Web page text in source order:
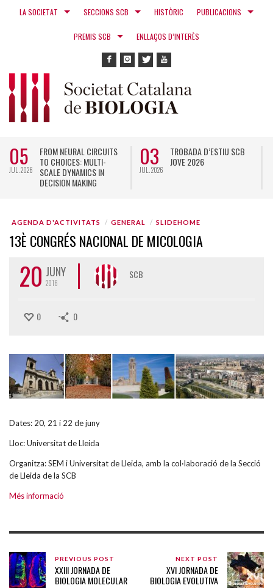
LA SOCIETAT SECCIONS SCB HISTÒRIC PUBLICACIONS
PREMIS SCB ENLLAÇOS D’INTERÈS
05
JUL. 2026
FROM NEURAL CIRCUITS
TO CHOICES: MULTI-
SCALE DYNAMICS IN
DECISION MAKING
03
JUL. 2026
TROBADA D’ESTIU SCB
JOVE 2026
AGENDA D'ACTIVITATS GENERAL SLIDEHOME
13È CONGRÉS NACIONAL DE MICOLOGIA
20 JUNY
2016
SCB
0 0
Dates: 20, 21 i 22 de juny
Lloc: Universitat de Lleida
Organitza: SEM i Universitat de Lleida, amb la col·laboració de la Secció
de Lleida de la SCB
Més informació
PREVIOUS POST
XXIII JORNADA DE
BIOLOGIA MOLECULAR
NEXT POST
XVI JORNADA DE
BIOLOGIA EVOLUTIVA